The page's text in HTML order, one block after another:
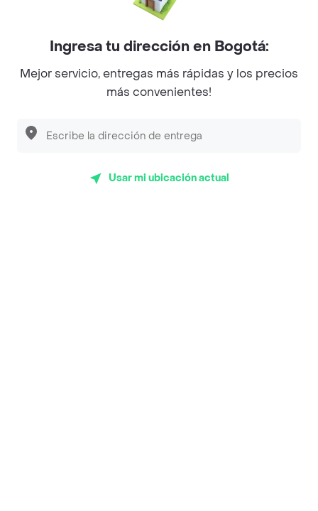
Magnifique
Empanaditas de Pipian - Empanadas
Luisa Postres
Ingresa tu dirección en Bogotá:
Mejor servicio, entregas más rápidas y los precios
más convenientes!
Usar mi ubicación actual